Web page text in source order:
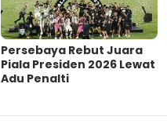
Persebaya Rebut Juara
Piala Presiden 2026 Lewat
Adu Penalti